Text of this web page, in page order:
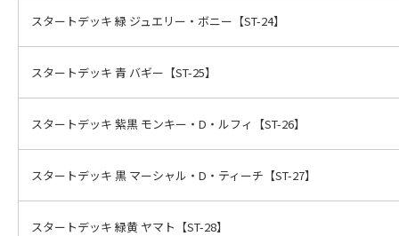
スタートデッキ 緑 ジュエリー・ボニー【ST-24】
スタートデッキ 青 バギー【ST-25】
スタートデッキ 紫黒 モンキー・D・ルフィ【ST-26】
スタートデッキ 黒 マーシャル・D・ティーチ【ST-27】
スタートデッキ 緑黄 ヤマト【ST-28】